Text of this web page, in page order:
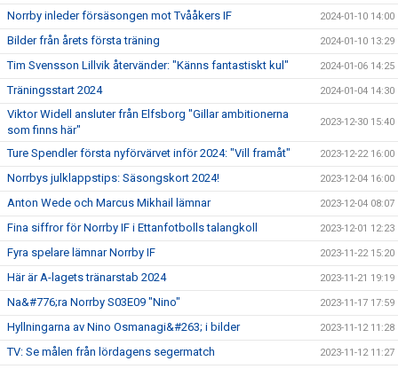
Norrby inleder försäsongen mot Tvååkers IF 2024-01-10 14:00
Bilder från årets första träning 2024-01-10 13:29
Tim Svensson Lillvik återvänder: "Känns fantastiskt kul" 2024-01-06 14:25
Träningsstart 2024 2024-01-04 14:30
Viktor Widell ansluter från Elfsborg "Gillar ambitionerna
som finns här"
2023-12-30 15:40
Ture Spendler första nyförvärvet inför 2024: "Vill framåt" 2023-12-22 16:00
Norrbys julklappstips: Säsongskort 2024! 2023-12-04 16:00
Anton Wede och Marcus Mikhail lämnar 2023-12-04 08:07
Fina siffror för Norrby IF i Ettanfotbolls talangkoll 2023-12-01 12:23
Fyra spelare lämnar Norrby IF 2023-11-22 15:20
Här är A-lagets tränarstab 2024 2023-11-21 19:19
Na&#776;ra Norrby S03E09 "Nino" 2023-11-17 17:59
Hyllningarna av Nino Osmanagi&#263; i bilder 2023-11-12 11:28
TV: Se målen från lördagens segermatch 2023-11-12 11:27